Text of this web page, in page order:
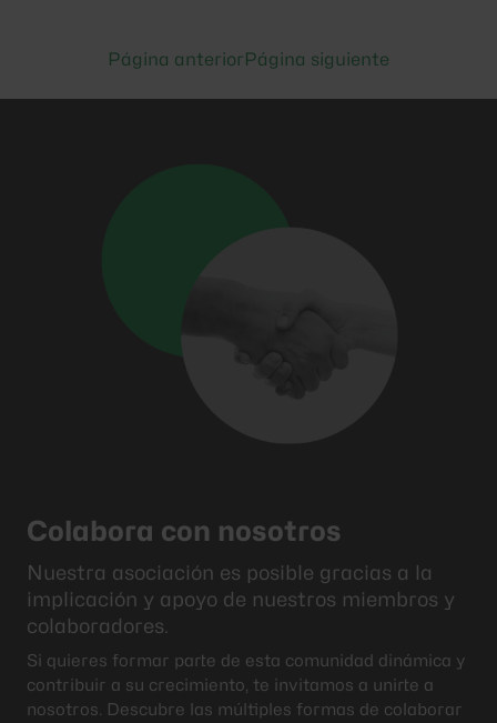
Página anterior Página siguiente
Colabora con nosotros
Nuestra asociación es posible gracias a la
implicación y apoyo de nuestros miembros y
colaboradores.
Si quieres formar parte de esta comunidad dinámica y
contribuir a su crecimiento, te invitamos a unirte a
nosotros. Descubre las múltiples formas de colaborar